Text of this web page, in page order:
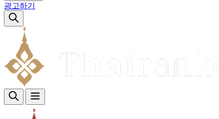
광고하기